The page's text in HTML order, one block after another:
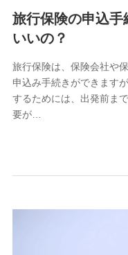
旅行保険の申込
いいの？
旅行保険は、保険会社や
申込み手続きができます
するためには、出発前ま
要が…